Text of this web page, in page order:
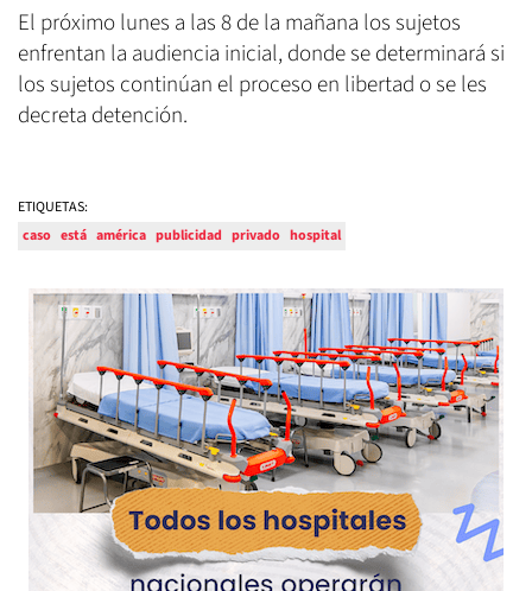
El próximo lunes a las 8 de la mañana los sujetos
enfrentan la audiencia inicial, donde se determinará si
los sujetos continúan el proceso en libertad o se les
decreta detención.
ETIQUETAS:
caso está américa publicidad privado hospital